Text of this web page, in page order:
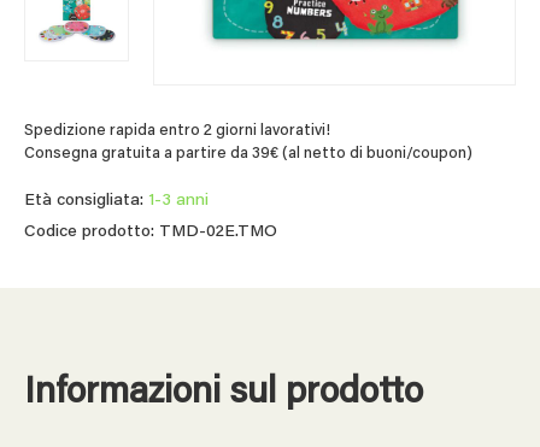
Spedizione rapida entro 2 giorni lavorativi!
Consegna gratuita a partire da 39€ (al netto di buoni/coupon)
Età consigliata: 1-3 anni
Codice prodotto: TMD-02E.TMO
Informazioni sul prodotto